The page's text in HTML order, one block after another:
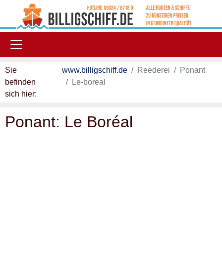
Sie
befinden
sich hier:
www.billigschiff.de Reederei
Ponant
Le-boreal
Ponant: Le Boréal